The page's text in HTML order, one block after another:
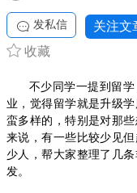
发私信 关注文
收藏
不少同学一提到留
业，觉得留学就是升级
蛮多样的，特别是对那
来说，有一些比较少见
少人，帮大家整理了几
发。